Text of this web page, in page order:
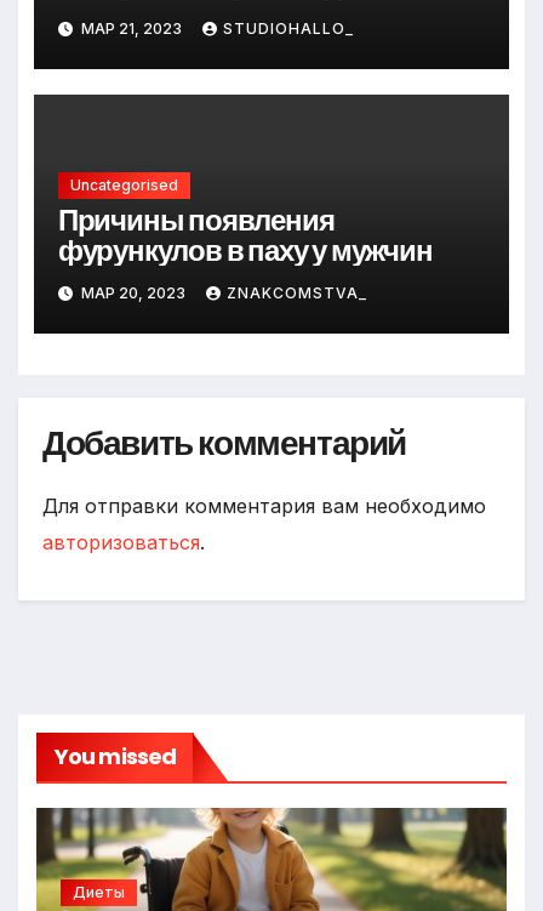
и путь к успеху
МАР 21, 2023 STUDIOHALLO_
Uncategorised
Причины появления
фурункулов в паху у мужчин
МАР 20, 2023 ZNAKCOMSTVA_
Добавить комментарий
Для отправки комментария вам необходимо
авторизоваться.
You missed
Диеты